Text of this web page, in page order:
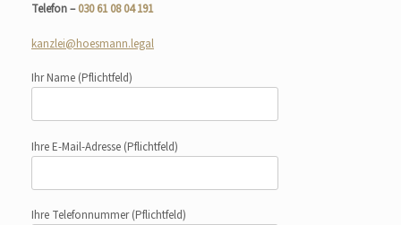
Telefon –030 61 08 04 191
kanzlei@hoesmann.legal
Ihr Name (Pflichtfeld)
Ihre E-Mail-Adresse (Pflichtfeld)
Ihre Telefonnummer(Pflichtfeld)